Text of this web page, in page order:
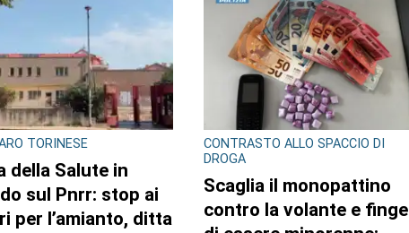
TORINESE
della Salute in
sul Pnrr: stop ai
per l’amianto, ditta
CONTRASTO ALLO SPACCIO DI
DROGA
Scaglia il monopattino
contro la volante e finge